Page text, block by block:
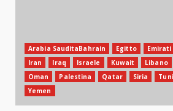
Arabia SauditaBahrain Egitto
Iran
Iraq Israele Kuwait Libano
Oman
Palestina Qatar Siria
Yemen